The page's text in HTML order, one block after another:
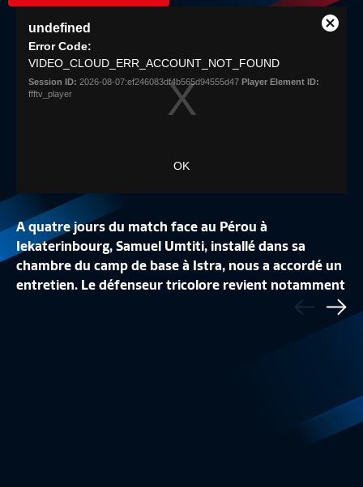
Share
modal
undefined
Error Code:
VIDEO_CLOUD_ERR_ACCOUNT_NOT_FOUND
Session ID: 2026-08-07:ef246083df4b565d94555d47 Player Element ID:
ffftv_player
OK
Close
A quatre jours du match face au Pérou à
Iekaterinbourg, Samuel Umtiti, installé dans sa
chambre du camp de base à Istra, nous a accordé un
entretien. Le défenseur tricolore revient notamment
sur la victoire des Bleus à Kazan face à l'Australie et
Précédent
LA CONFÉRENCE
REPLAY
Equipe de